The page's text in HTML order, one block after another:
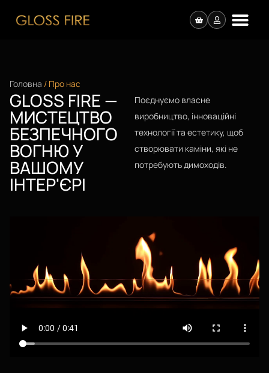
Головна / Про нас
GLOSS FIRE —
МИСТЕЦТВО
БЕЗПЕЧНОГО
ВОГНЮ У
ВАШОМУ
ІНТЕР'ЄРІ
Поєднуємо власне
виробництво, інноваційні
технології та естетику, щоб
створювати каміни, які не
потребують димоходів.